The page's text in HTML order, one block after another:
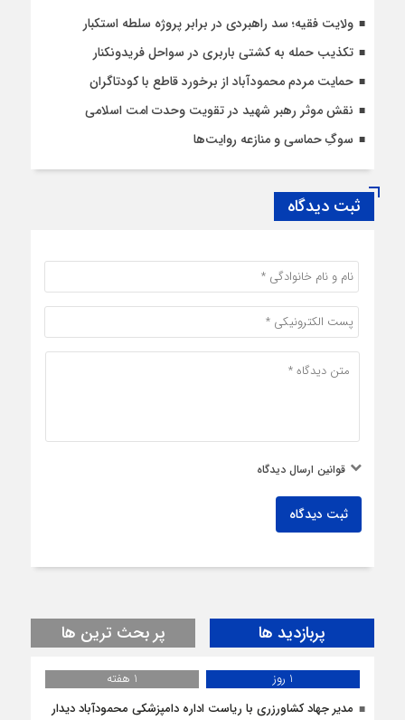
ولایت فقیه؛ سد راهبردی در برابر پروژه سلطه استکبار
تکذیب حمله به کشتی باربری در سواحل فریدونکنار
حمایت مردم محمودآباد از برخورد قاطع با کودتاگران
نقش موثر رهبر شهید در تقویت وحدت امت اسلامی
سوگِ حماسی و منازعه روایت‌ها
ثبت دیدگاه
قوانین ارسال دیدگاه
ثبت دیدگاه
پربازدید ها پر بحث ترین ها
1 روز
1 هفته
مدیر جهاد کشاورزری با ریاست اداره دامپزشکی محمودآباد دیدار